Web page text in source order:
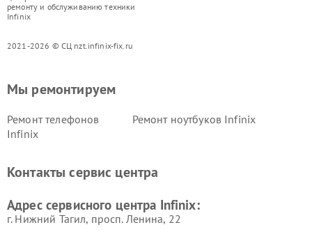
ремонту и обслуживанию техники
Infinix
2021-2026 © СЦ nzt.infinix-fix.ru
Мы ремонтируем
Ремонт телефонов
Infinix
Ремонт ноутбуков Infinix
Контакты сервис центра
Адрес сервисного центра Infinix:
г. Нижний Тагил, просп. Ленина, 22